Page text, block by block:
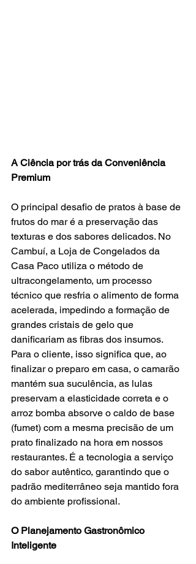
A Ciência por trás da Conveniência
Premium
O principal desafio de pratos à base de
frutos do mar é a preservação das
texturas e dos sabores delicados. No
Cambuí, a Loja de Congelados da
Casa Paco utiliza o método de
ultracongelamento, um processo
técnico que resfria o alimento de forma
acelerada, impedindo a formação de
grandes cristais de gelo que
danificariam as fibras dos insumos.
Para o cliente, isso significa que, ao
finalizar o preparo em casa, o camarão
mantém sua suculência, as lulas
preservam a elasticidade correta e o
arroz bomba absorve o caldo de base
(fumet) com a mesma precisão de um
prato finalizado na hora em nossos
restaurantes. É a tecnologia a serviço
do sabor autêntico, garantindo que o
padrão mediterrâneo seja mantido fora
do ambiente profissional.
O Planejamento Gastronômico
Inteligente